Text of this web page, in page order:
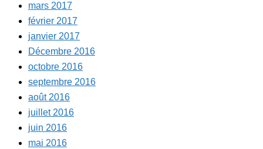
mars 2017
février 2017
janvier 2017
Décembre 2016
octobre 2016
septembre 2016
août 2016
juillet 2016
juin 2016
mai 2016